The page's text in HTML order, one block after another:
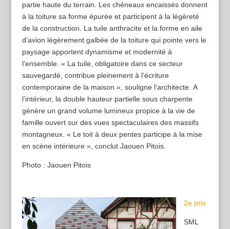
partie haute du terrain. Les chéneaux encaissés donnent
à la toiture sa forme épurée et participent à la légèreté
de la construction. La tuile anthracite et la forme en aile
d’avion légèrement galbée de la toiture qui pointe vers le
paysage apportent dynamisme et modernité à
l’ensemble. « La tuile, obligatoire dans ce secteur
sauvegardé, contribue pleinement à l’écriture
contemporaine de la maison », souligne l’architecte. A
l’intérieur, la double hauteur partielle sous charpente
génère un grand volume lumineux propice à la vie de
famille ouvert sur des vues spectaculaires des massifs
montagneux. « Le toit à deux pentes participe à la mise
en scène intérieure », conclut Jaouen Pitois.
Photo : Jaouen Pitois
2e prix
SML